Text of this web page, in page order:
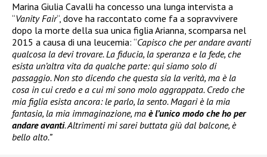
Marina Giulia Cavalli ha concesso una lunga intervista a
“Vanity Fair“, dove ha raccontato come fa a sopravvivere
dopo la morte della sua unica figlia Arianna, scomparsa nel
2015 a causa di una leucemia: “Capisco che per andare avanti
qualcosa la devi trovare. La fiducia, la speranza e la fede, che
esista un’altra vita da qualche parte: qui siamo solo di
passaggio. Non sto dicendo che questa sia la verità, ma è la
cosa in cui credo e a cui mi sono molo aggrappata. Credo che
mia figlia esista ancora: le parlo, la sento. Magari è la mia
fantasia, la mia immaginazione, ma è l’unico modo che ho per
andare avanti. Altrimenti mi sarei buttata giù dal balcone, è
bello alto.”